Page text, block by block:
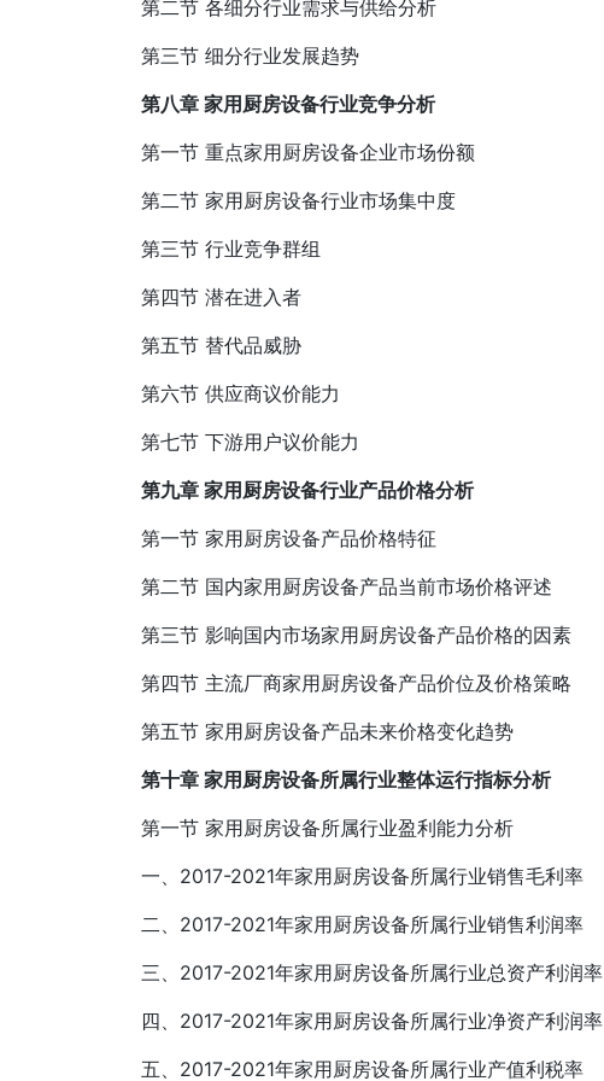
第二节 各细分行业需求与供给分析
第三节 细分行业发展趋势
第八章 家用厨房设备行业竞争分析
第一节 重点家用厨房设备企业市场份额
第二节 家用厨房设备行业市场集中度
第三节 行业竞争群组
第四节 潜在进入者
第五节 替代品威胁
第六节 供应商议价能力
第七节 下游用户议价能力
第九章 家用厨房设备行业产品价格分析
第一节 家用厨房设备产品价格特征
第二节 国内家用厨房设备产品当前市场价格评述
第三节 影响国内市场家用厨房设备产品价格的因素
第四节 主流厂商家用厨房设备产品价位及价格策略
第五节 家用厨房设备产品未来价格变化趋势
第十章 家用厨房设备所属行业整体运行指标分析
第一节 家用厨房设备所属行业盈利能力分析
一、2017-2021年家用厨房设备所属行业销售毛利率
二、2017-2021年家用厨房设备所属行业销售利润率
三、2017-2021年家用厨房设备所属行业总资产利润率
四、2017-2021年家用厨房设备所属行业净资产利润率
五、2017-2021年家用厨房设备所属行业产值利税率